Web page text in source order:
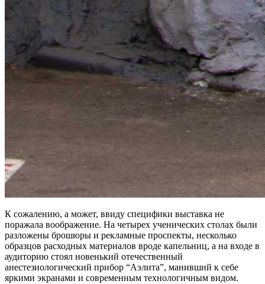
К сожалению, а может, ввиду специфики выставка не
поражала воображение. На четырех ученических столах были
разложены брошюры и рекламные проспекты, несколько
образцов расходных материалов вроде капельниц, а на входе в
аудиторию стоял новенький отечественный
анестезиологический прибор “Аэлита”, манивший к себе
яркими экранами и современным технологичным видом.